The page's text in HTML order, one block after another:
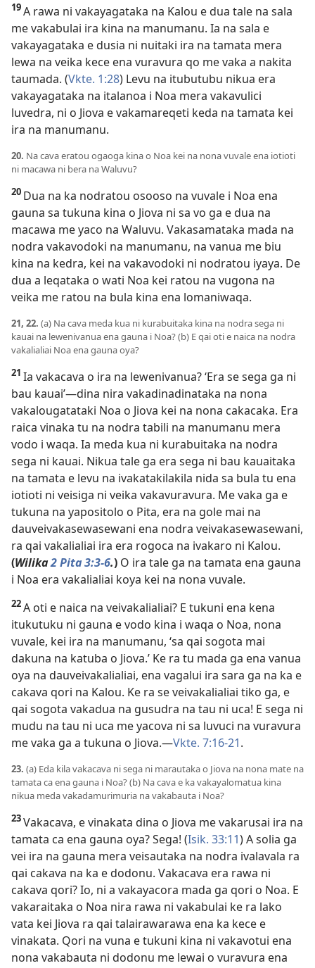
19A rawa ni vakayagataka na Kalou e dua tale na sala
me vakabulai ira kina na manumanu. Ia na sala e
vakayagataka e dusia ni nuitaki ira na tamata mera
lewa na veika kece ena vuravura qo me vaka a nakita
taumada. (Vkte. 1:28) Levu na itubutubu nikua era
vakayagataka na italanoa i Noa mera vakavulici
luvedra, ni o Jiova e vakamareqeti keda na tamata kei
ira na manumanu.
20. Na cava eratou ogaoga kina o Noa kei na nona vuvale ena iotioti
ni macawa ni bera na Waluvu?
20 Dua na ka nodratou osooso na vuvale i Noa ena
gauna sa tukuna kina o Jiova ni sa vo ga e dua na
macawa me yaco na Waluvu. Vakasamataka mada na
nodra vakavodoki na manumanu, na vanua me biu
kina na kedra, kei na vakavodoki ni nodratou iyaya. De
dua a leqataka o wati Noa kei ratou na vugona na
veika me ratou na bula kina ena lomaniwaqa.
21, 22. (a) Na cava meda kua ni kurabuitaka kina na nodra sega ni
kauai na lewenivanua ena gauna i Noa? (b) E qai oti e naica na nodra
vakalialiai Noa ena gauna oya?
21 Ia vakacava o ira na lewenivanua? ‘Era se sega ga ni
bau kauai’—dina nira vakadinadinataka na nona
vakalougatataki Noa o Jiova kei na nona cakacaka. Era
raica vinaka tu na nodra tabili na manumanu mera
vodo i waqa. Ia meda kua ni kurabuitaka na nodra
sega ni kauai. Nikua tale ga era sega ni bau kauaitaka
na tamata e levu na ivakatakilakila nida sa bula tu ena
iotioti ni veisiga ni veika vakavuravura. Me vaka ga e
tukuna na yapositolo o Pita, era na gole mai na
dauveivakasewasewani ena nodra veivakasewasewani,
ra qai vakalialiai ira era rogoca na ivakaro ni Kalou.
(Wilika2 Pita 3:3-6.) O ira tale ga na tamata ena gauna
i Noa era vakalialiai koya kei na nona vuvale.
22A oti e naica na veivakalialiai? E tukuni ena kena
itukutuku ni gauna e vodo kina i waqa o Noa, nona
vuvale, kei ira na manumanu, ‘sa qai sogota mai
dakuna na katuba o Jiova.’ Ke ra tu mada ga ena vanua
oya na dauveivakalialiai, ena vagalui ira sara ga na ka e
cakava qori na Kalou. Ke ra se veivakalialiai tiko ga, e
qai sogota vakadua na gusudra na tau ni uca! E sega ni
mudu na tau ni uca me yacova ni sa luvuci na vuravura
me vaka ga a tukuna o Jiova.—Vkte. 7:16-21.
23. (a) Eda kila vakacava ni sega ni marautaka o Jiova na nona mate na
tamata ca ena gauna i Noa? (b) Na cava e ka vakayalomatua kina
nikua meda vakadamurimuria na vakabauta i Noa?
23Vakacava, e vinakata dina o Jiova me vakarusai ira na
tamata ca ena gauna oya? Sega! (Isik. 33:11) A solia ga
vei ira na gauna mera veisautaka na nodra ivalavala ra
qai cakava na ka e dodonu. Vakacava era rawa ni
cakava qori? Io, ni a vakayacora mada ga qori o Noa. E
vakaraitaka o Noa nira rawa ni vakabulai ke ra lako
vata kei Jiova ra qai talairawarawa ena ka kece e
vinakata. Qori na vuna e tukuni kina ni vakavotui ena
nona vakabauta ni dodonu me lewai o vuravura ena